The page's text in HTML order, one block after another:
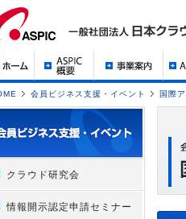
会員ビジネス支援・イベント 国際
クラウド研究会
情報開示認定申請セミナー